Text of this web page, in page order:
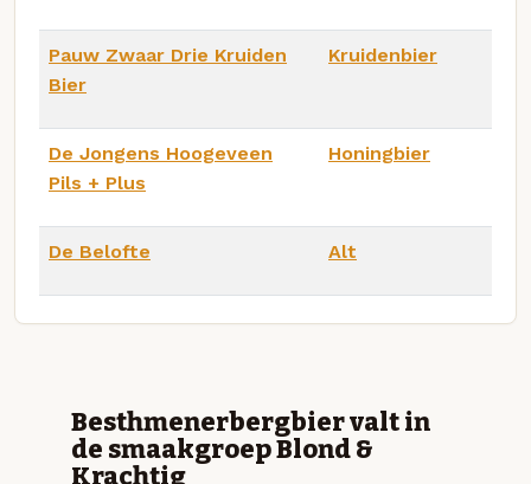
Pauw Zwaar Drie Kruiden
Bier
Kruidenbier
De Jongens Hoogeveen
Pils + Plus
Honingbier
De Belofte Alt
Besthmenerbergbier valt in
de smaakgroep Blond &
Krachtig